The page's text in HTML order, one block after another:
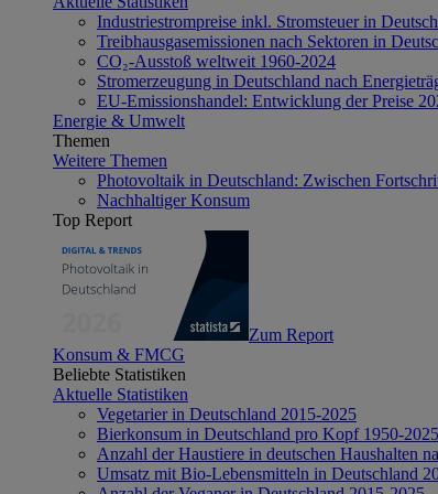
Industriestrompreise inkl. Stromsteuer in
Treibhausgasemissionen nach Sektoren in
CO₂-Ausstoß weltweit 1960-2024
Stromerzeugung in Deutschland nach
EU-Emissionshandel: Entwicklung der Preise
Energie & Umwelt
Themen
Weitere Themen
Photovoltaik in Deutschland: Zwischen
Nachhaltiger Konsum
Top Report
Zum Report
Konsum & FMCG
Beliebte Statistiken
Aktuelle Statistiken
Vegetarier in Deutschland 2015-2025
Bierkonsum in Deutschland pro Kopf 1950-2025
Anzahl der Haustiere in deutschen Haushalten
Umsatz mit Bio-Lebensmitteln in Deutschland